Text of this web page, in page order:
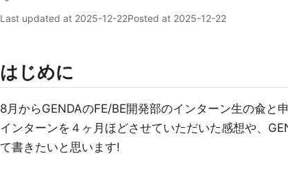
Last updated at 2025-12-22Posted at 2025-12-22
はじめに
8月からGENDAのFE/BE開発部のインターン生の兪と申
インターンを４ヶ月ほどさせていただいた感想や、
て書きたいと思います!